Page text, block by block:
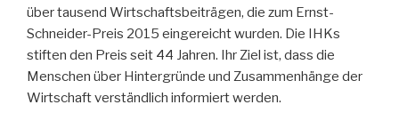
über tausend Wirtschaftsbeiträgen, die zum Ernst-
Schneider-Preis 2015 eingereicht wurden. Die IHKs
stiften den Preis seit 44 Jahren. Ihr Ziel ist, dass die
Menschen über Hintergründe und Zusammenhänge der
Wirtschaft verständlich informiert werden.